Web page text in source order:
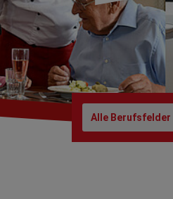
Alle Berufsfelder